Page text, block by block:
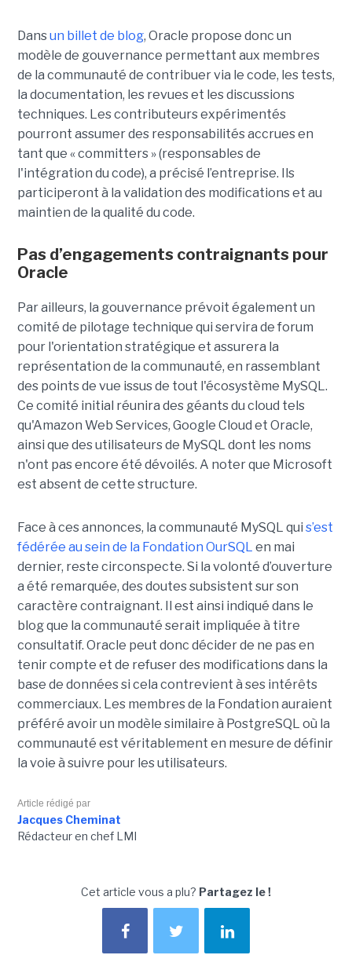
Dansun billet de blog, Oracle propose donc un
modèle de gouvernance permettant aux membres
de la communauté de contribuer via le code, les tests,
la documentation, les revues et les discussions
techniques. Les contributeurs expérimentés
pourront assumer des responsabilités accrues en
tant que « committers » (responsables de
l'intégration du code), a précisé l’entreprise. Ils
participeront à la validation des modifications et au
maintien de la qualité du code.
Pas d’engagements contraignants pour
Oracle
Par ailleurs, la gouvernance prévoit également un
comité de pilotage technique qui servira de forum
pour l'orientation stratégique et assurera la
représentation de la communauté, en rassemblant
des points de vue issus de tout l'écosystème MySQL.
Ce comité initial réunira des géants du cloud tels
qu'Amazon Web Services, Google Cloud et Oracle,
ainsi que des utilisateurs de MySQL dont les noms
n'ont pas encore été dévoilés. A noter que Microsoft
est absent de cette structure.
Face à ces annonces, la communauté MySQL qui s’est
fédérée au sein de la Fondation OurSQL en mai
dernier, reste circonspecte. Si la volonté d’ouverture
a été remarquée, des doutes subsistent sur son
caractère contraignant. Il est ainsi indiqué dans le
blog que la communauté serait impliquée à titre
consultatif. Oracle peut donc décider de ne pas en
tenir compte et de refuser des modifications dans la
base de données si cela contrevient à ses intérêts
commerciaux. Les membres de la Fondation auraient
préféré avoir un modèle similaire à PostgreSQL où la
communauté est véritablement en mesure de définir
la voie à suivre pour les utilisateurs.
Article rédigé par
Jacques Cheminat
Rédacteur en chef LMI
Cet article vous a plu? Partagez le !